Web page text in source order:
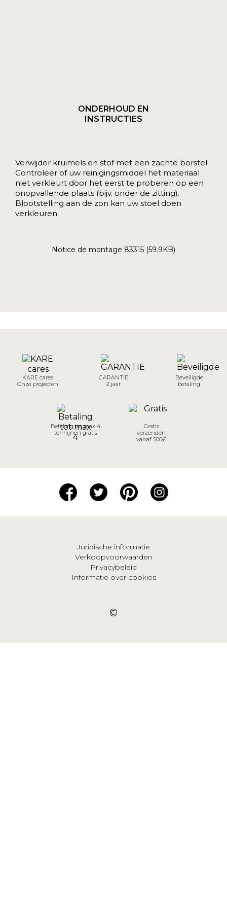
ONDERHOUD EN
INSTRUCTIES
Verwijder kruimels en stof met een zachte borstel.
Controleer of uw reinigingsmiddel het materiaal
niet verkleurt door het eerst te proberen op een
onopvallende plaats (bijv. onder de zitting).
Blootstelling aan de zon kan uw stoel doen
verkleuren.
Notice de montage 83315 (59.9KB)
KARE cares
Onze projecten
GARANTIE
2 jaar
Beveiligde
betaling
Betaling tot max 4
termijnen gratis
Gratis
verzenden
vanaf 500€
Juridische informatie
Verkoopvoorwaarden
Privacybeleid
Informatie over cookies
©